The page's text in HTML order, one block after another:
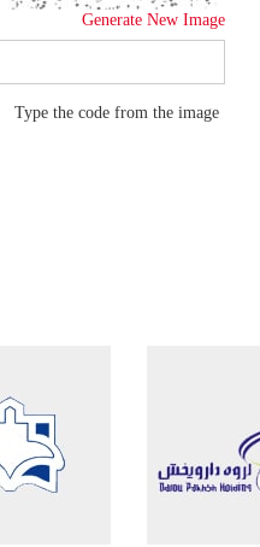
Generate New Image
Type the code from the image